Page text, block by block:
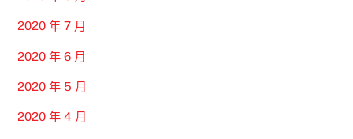
2020 年 7 月
2020 年 6 月
2020 年 5 月
2020 年 4 月